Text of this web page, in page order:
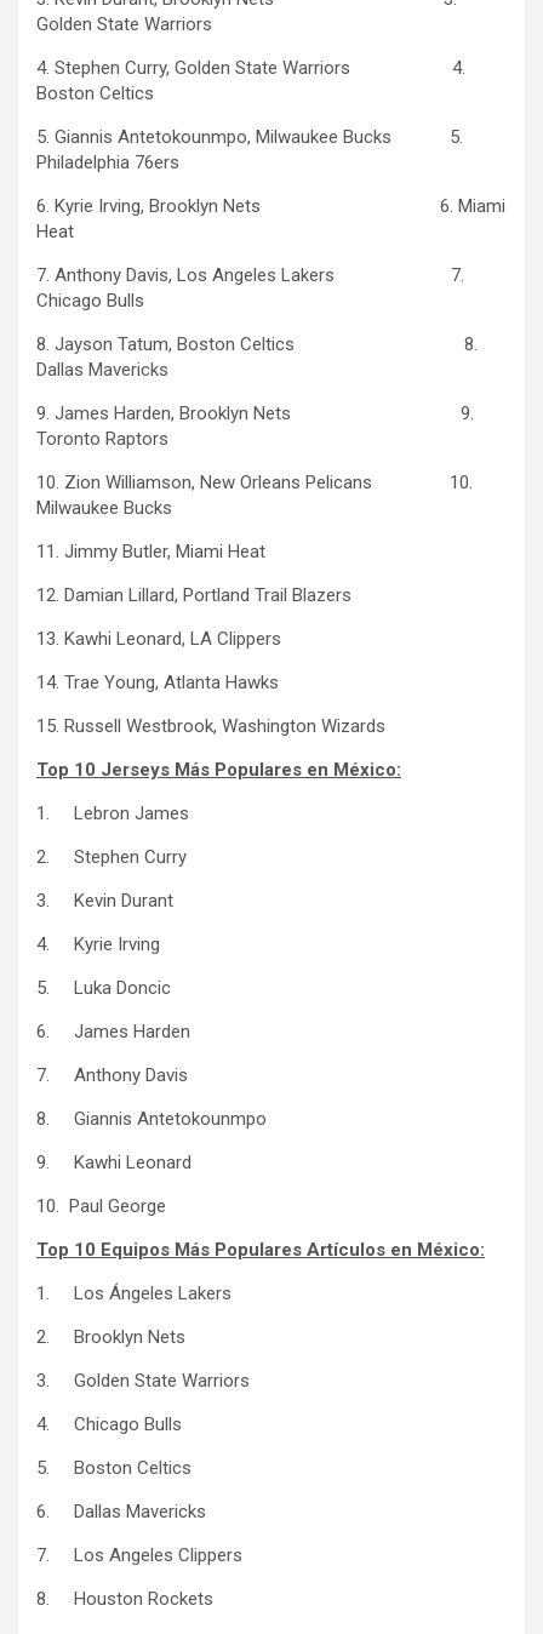
Golden State Warriors
4. Stephen Curry, Golden State Warriors 4.
Boston Celtics
5. Giannis Antetokounmpo, Milwaukee Bucks 5.
Philadelphia 76ers
6. Kyrie Irving, Brooklyn Nets 6. Miami
Heat
7. Anthony Davis, Los Angeles Lakers 7.
Chicago Bulls
8. Jayson Tatum, Boston Celtics 8.
Dallas Mavericks
9. James Harden, Brooklyn Nets 9.
Toronto Raptors
10. Zion Williamson, New Orleans Pelicans 10.
Milwaukee Bucks
11. Jimmy Butler, Miami Heat
12. Damian Lillard, Portland Trail Blazers
13. Kawhi Leonard, LA Clippers
14. Trae Young, Atlanta Hawks
15. Russell Westbrook, Washington Wizards
Top 10 Jerseys Más Populares en México:
1. Lebron James
2. Stephen Curry
3. Kevin Durant
4. Kyrie Irving
5. Luka Doncic
6. James Harden
7. Anthony Davis
8. Giannis Antetokounmpo
9. Kawhi Leonard
10. Paul George
Top 10 Equipos Más Populares Artículos en México:
1. Los Ángeles Lakers
2. Brooklyn Nets
3. Golden State Warriors
4. Chicago Bulls
5. Boston Celtics
6. Dallas Mavericks
7. Los Angeles Clippers
8. Houston Rockets